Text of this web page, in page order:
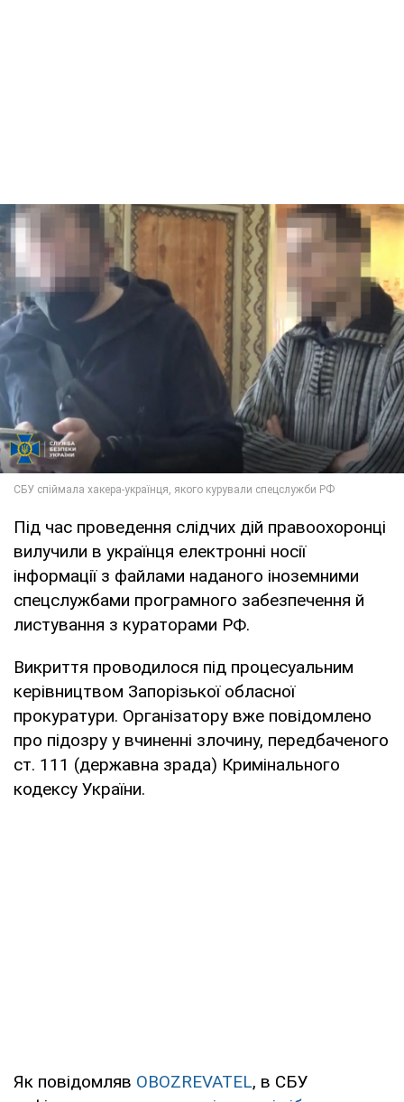
Під час проведення слідчих дій правоохоронці
вилучили в українця електронні носії
інформації з файлами наданого іноземними
спецслужбами програмного забезпечення й
листування з кураторами РФ.
Викриття проводилося під процесуальним
керівництвом Запорізької обласної
прокуратури. Організатору вже повідомлено
про підозру у вчиненні злочину, передбаченого
ст. 111 (державна зрада) Кримінального
кодексу України.
Як повідомляв OBOZREVATEL, в СБУ